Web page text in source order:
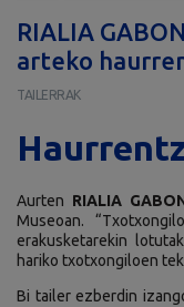
RIALIA
arteko
TAILERRAK
Aurten RIALIA
Museoan.
erakusketarekin
hariko txotxongiloen
Bi tailer ezberdin